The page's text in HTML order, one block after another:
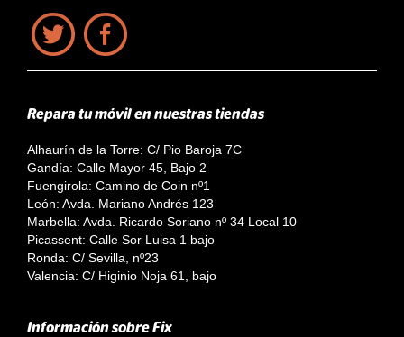
Repara tu móvil en nuestras tiendas
Alhaurín de la Torre: C/ Pio Baroja 7C
Gandía: Calle Mayor 45, Bajo 2
Fuengirola: Camino de Coin nº1
León: Avda. Mariano Andrés 123
Marbella: Avda. Ricardo Soriano nº 34 Local 10
Picassent: Calle Sor Luisa 1 bajo
Ronda: C/ Sevilla, nº23
Valencia: C/ Higinio Noja 61, bajo
Información sobre Fix